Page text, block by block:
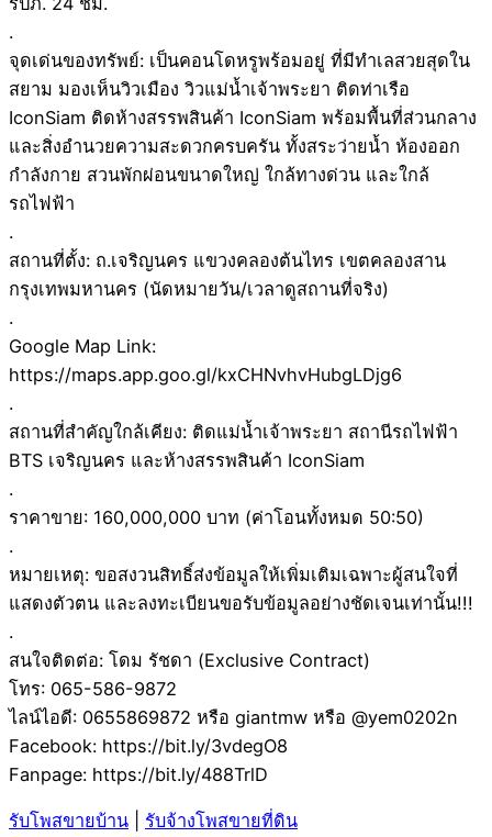
.
จุดเด่นของทรัพย์: เป็นคอนโดหรูพร้อมอยู่ ที่มีทำเลสวยสุดใน
สยาม มองเห็นวิวเมือง วิวแม่น้ำเจ้าพระยา ติดท่าเรือ
IconSiam ติดห้างสรรพสินค้า IconSiam พร้อมพื้นที่ส่วนกลาง
และสิ่งอำนวยความสะดวกครบครัน ทั้งสระว่ายน้ำ ห้องออก
กำลังกาย สวนพักผ่อนขนาดใหญ่ ใกล้ทางด่วน และใกล้
รถไฟฟ้า
.
สถานที่ตั้ง: ถ.เจริญนคร แขวงคลองต้นไทร เขตคลองสาน
กรุงเทพมหานคร (นัดหมายวัน/เวลาดูสถานที่จริง)
.
Google Map Link:
https://maps.app.goo.gl/kxCHNvhvHubgLDjg6
.
สถานที่สำคัญใกล้เคียง: ติดแม่น้ำเจ้าพระยา สถานีรถไฟฟ้า
BTS เจริญนคร และห้างสรรพสินค้า IconSiam
.
ราคาขาย: 160,000,000 บาท (ค่าโอนทั้งหมด 50:50)
.
หมายเหตุ: ขอสงวนสิทธิ์ส่งข้อมูลให้เพิ่มเติมเฉพาะผู้สนใจที่
แสดงตัวตน และลงทะเบียนขอรับข้อมูลอย่างชัดเจนเท่านั้น!!!
.
สนใจติดต่อ: โดม รัชดา (Exclusive Contract)
โทร: 065-586-9872
ไลน์ไอดี: 0655869872 หรือ giantmw หรือ @yem0202n
Facebook: https://bit.ly/3vdegO8
Fanpage: https://bit.ly/488TrlD
รับโพสขายบ้าน
รับจ้างโพสขายที่ดิน